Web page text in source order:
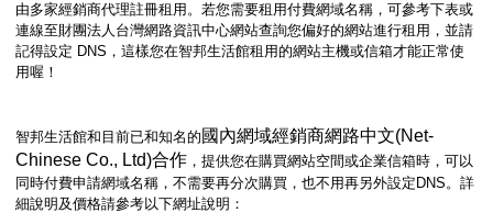
由多家經銷商代理註冊租用。若您需要租用付費網域名稱，可參考下表或
連線至財團法人台灣網路資訊中心網站查詢您偏好的網站進行租用，並請
記得設定 DNS，這樣您在智邦生活館租用的網站主機或信箱才能正常使
用喔！
智邦生活館和目前已和知名的 國內網域經銷商網路中文(Net-
Chinese Co., Ltd)合作 ，提供您在購買網站空間或企業信箱時，可以
同時付費申請網域名稱，不需要再分次購買，也不用再另外設定DNS。詳
細說明及價格請參考以下網址說明：